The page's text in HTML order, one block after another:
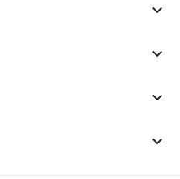
keyboard_arrow_down
keyboard_arrow_down
keyboard_arrow_down
keyboard_arrow_down